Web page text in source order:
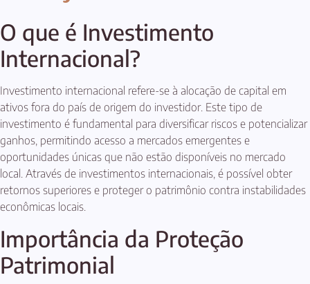
O que é Investimento
Internacional?
Investimento internacional refere-se à alocação de capital em
ativos fora do país de origem do investidor. Este tipo de
investimento é fundamental para diversificar riscos e potencializar
ganhos, permitindo acesso a mercados emergentes e
oportunidades únicas que não estão disponíveis no mercado
local. Através de investimentos internacionais, é possível obter
retornos superiores e proteger o patrimônio contra instabilidades
econômicas locais.
Importância da Proteção
Patrimonial